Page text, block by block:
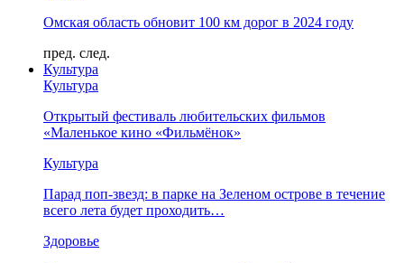
Омская область обновит 100 км дорог в 2024 году
пред. след.
Культура
Культура
Открытый фестиваль любительских фильмов
«Маленькое кино «Фильмёнок»
Культура
Парад поп-звезд: в парке на Зеленом острове в течение
всего лета будет проходить…
Здоровье